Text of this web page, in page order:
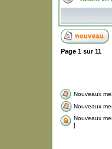
Page 1 sur11
Nouveaux
Nouveaux
Nouveaux
]